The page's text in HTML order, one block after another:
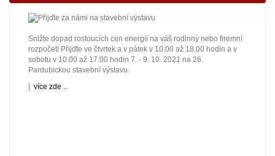
Snižte dopad rostoucích cen energií na váš rodinný nebo firemní
rozpočet! Přijďte ve čtvrtek a v pátek v 10.00 až 18.00 hodin a v
sobotu v 10.00 až 17.00 hodin 7. - 9. 10. 2021 na 26.
Pardubickou stavební výstavu.
více zde ..